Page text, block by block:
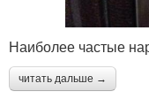
Наиболее частые
читать дальше →